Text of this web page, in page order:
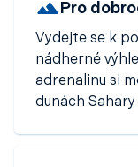
Pro
Vydejte se k
nádherné
adrenalinu si
dunách